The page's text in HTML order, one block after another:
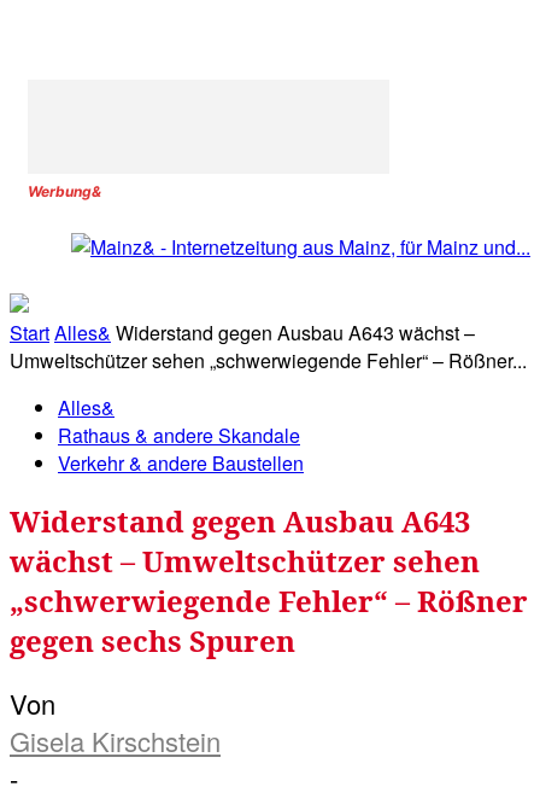
Werbung&
StartAlles& Widerstand gegen Ausbau A643 wächst –
Umweltschützer sehen „schwerwiegende Fehler“ – Rößner...
Alles&
Rathaus & andere Skandale
Verkehr & andere Baustellen
Widerstand gegen Ausbau A643
wächst – Umweltschützer sehen
„schwerwiegende Fehler“ – Rößner
gegen sechs Spuren
Von
Gisela Kirschstein
-